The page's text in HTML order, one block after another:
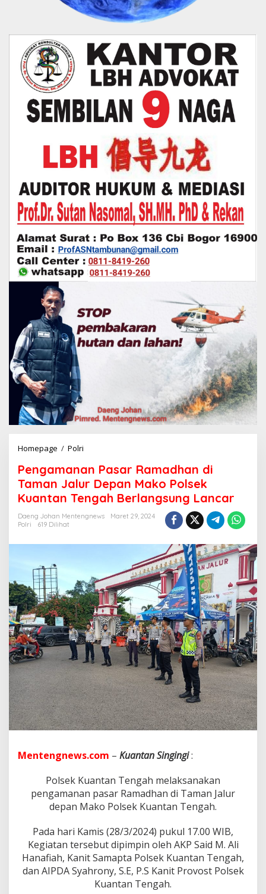
Homepage / Polri
n
g
a
m
a
n
n
a
r
R
a
m
a
d
h
a
n
d
i
T
a
n
a
l
u
r
e
p
a
n
M
Pengamanan Pasar Ramadhan di
Taman Jalur Depan Mako Polsek
Kuantan Tengah Berlangsung Lancar
Daeng Johan Mentengnews
Maret 29, 2024
Polri
619 Dilihat
Mentengnews.com – Kuantan Singingi:
Polsek Kuantan Tengah melaksanakan
pengamanan pasar Ramadhan di Taman Jalur
depan Mako Polsek Kuantan Tengah.
Pada hari Kamis (28/3/2024) pukul 17.00 WIB,
Kegiatan tersebut dipimpin oleh AKP Said M. Ali
Hanafiah, Kanit Samapta Polsek Kuantan Tengah,
dan AIPDA Syahrony, S.E, P.S Kanit Provost Polsek
Kuantan Tengah.